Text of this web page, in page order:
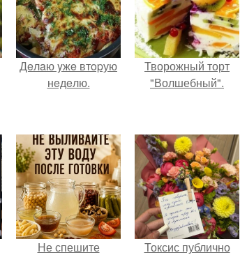
Дeлaю yжe втopую
нeдeлю.
Творожный торт
"Волшебный".
Не спешите
Токсис публично